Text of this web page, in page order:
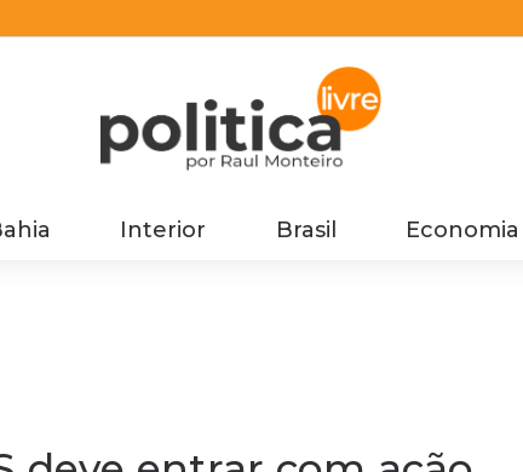
Interior Brasil Economia